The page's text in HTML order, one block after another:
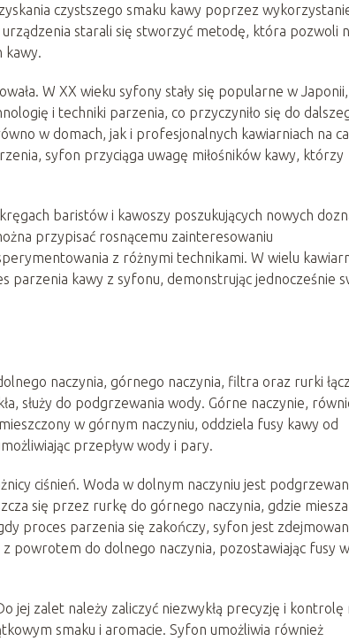
czystszego smaku kawy poprzez
starali się stworzyć metodę, która pozwoli
W XX wieku syfony stały się popularne w Japonii,
i techniki parzenia, co przyczyniło się do
w domach, jak i profesjonalnych kawiarniach na
syfon przyciąga uwagę miłośników kawy, którzy
baristów i kawoszy poszukujących nowych
przypisać rosnącemu zainteresowaniu
z różnymi technikami. W wielu
kawy z syfonu, demonstrując jednocześnie
naczynia, górnego naczynia, filtra oraz rurki
służy do podgrzewania wody. Górne naczynie,
w górnym naczyniu, oddziela fusy kawy od
przepływ wody i pary.
ciśnień. Woda w dolnym naczyniu jest
się przez rurkę do górnego naczynia, gdzie miesza
proces parzenia się zakończy, syfon jest
z powrotem do dolnego naczynia, pozostawiając fusy w
jej zalet należy zaliczyć niezwykłą precyzję i kontrolę
smaku i aromacie. Syfon umożliwia również